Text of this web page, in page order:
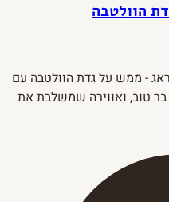
הוולטבה
- ממש על גדת הוולטבה עם
בר טוב, ואווירה שמשלבת את